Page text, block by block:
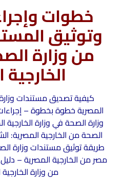
خطوات
وتوثيق
من وزارة
كيفية تصديق مستندات
المصرية خطوة بخطوة –
وزارة الصحة في وزارة
الصحة من الخارجية المصرية:
طريقة توثيق مستندات وزارة
مصر من الخارجية المصرية –
من وزارة الخارجية